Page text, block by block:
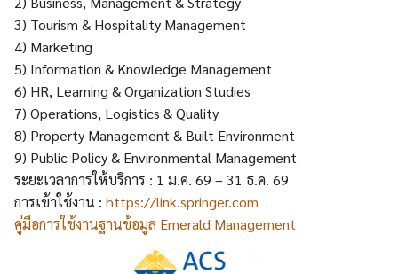
3) Tourism & Hospitality Management
4) Marketing
5) Information & Knowledge Management
6) HR, Learning & Organization Studies
7) Operations, Logistics & Quality
8) Property Management & Built Environment
9) Public Policy & Environmental Management
ระยะเวลาการให้บริการ : 1 ม.ค. 69 – 31 ธ.ค. 69
การเข้าใช้งาน : https://link.springer.com
คู่มือการใช้งานฐานข้อมูล Emerald Management